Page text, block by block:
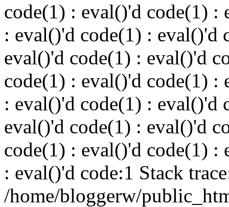
code(1) : eval()'d code(1) :
: eval()'d code(1) : eval()'d
eval()'d code(1) : eval()'d
code(1) : eval()'d code(1) :
: eval()'d code(1) : eval()'d
eval()'d code(1) : eval()'d
code(1) : eval()'d code(1) :
: eval()'d code:1 Stack
/home/bloggerw/